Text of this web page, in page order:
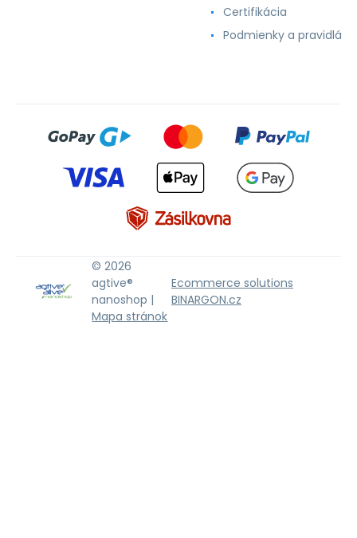
Certifikácia
Podmienky a pravidlá
© 2026
agtive®
nanoshop |
Mapa stránok
Ecommerce solutions
BINARGON.cz